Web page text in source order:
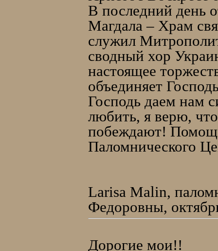
В последний день
Магдала – Храм
служил
сводный хор
настоящее
объединяет
Господь даем нам
любить, я верю,
побеждают!
Паломнического
Larisa Malin,
Федоровны,
Дорогие мои!!